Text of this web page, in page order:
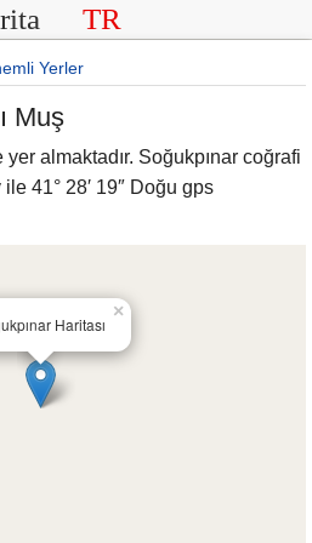
TR
Yerler
Muş
yer almaktadır. Soğukpınar coğrafi
41° 28′ 19″ Doğu gps
Haritası
×